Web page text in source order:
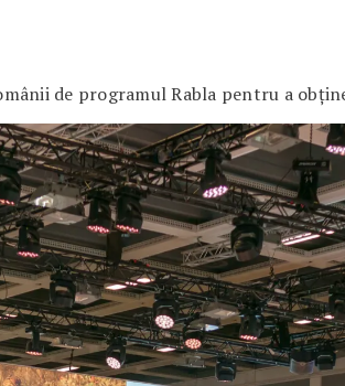
de programul Rabla pentru a